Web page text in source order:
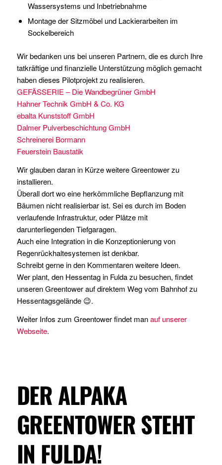
Wassersystems und Inbetriebnahme
Montage der Sitzmöbel und Lackierarbeiten im
Sockelbereich
Wir bedanken uns bei unseren Partnern, die es durch Ihre
tatkräftige und finanzielle Unterstützung möglich gemacht
haben dieses Pilotprojekt zu realisieren.
GEFÄSSERIE – Die Wandbegrüner GmbH
Hahner Technik GmbH & Co. KG
ebalta Kunststoff GmbH
Dalmer Pulverbeschichtung GmbH
Schreinerei Bormann
Feuerstein Baustatik
Wir glauben daran in Kürze weitere Greentower zu
installieren.
Überall dort wo eine herkömmliche Bepflanzung mit
Bäumen nicht realisierbar ist. Sei es durch im Boden
verlaufende Infrastruktur, oder Plätze mit
darunterliegenden Tiefgaragen.
Auch eine Integration in die Konzeptionierung von
Regenrückhaltesystemen ist denkbar.
Schreibt gerne in den Kommentaren weitere Ideen.
Wer plant, den Hessentag in Fulda zu besuchen, findet
unseren Greentower auf direktem Weg vom Bahnhof zu
Hessentagsgelände 😉.
Weiter Infos zum Greentower findet manauf unserer
Webseite.
DER ALPAKA
GREENTOWER STEHT
IN FULDA!